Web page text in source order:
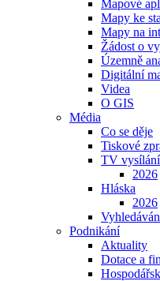
Mapové
Mapy ke
Mapy na
Žádost o
Územně
Digitální
Videa
O GIS
Média
Co se děje
Tiskové
TV vysílání
2026
Hláska
2026
Podnikání
Aktuality
Dotace a